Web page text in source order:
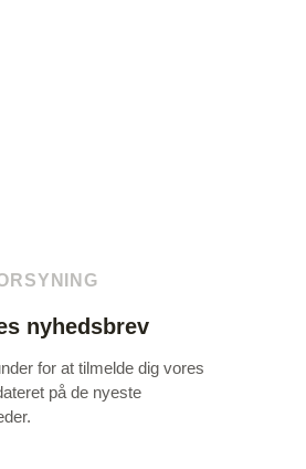
nyhedsbrev
for at tilmelde dig vores
på de nyeste